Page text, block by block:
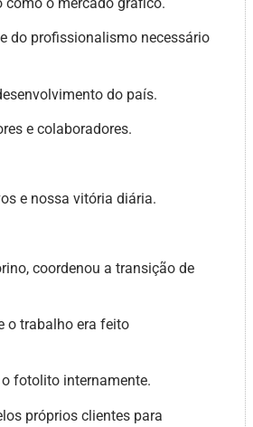
do profissionalismo necessário
do país.
e colaboradores.
e nossa vitória diária.
coordenou a transição de
o trabalho era feito
fotolito internamente.
próprios clientes para